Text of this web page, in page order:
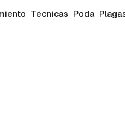
Técnicas Poda